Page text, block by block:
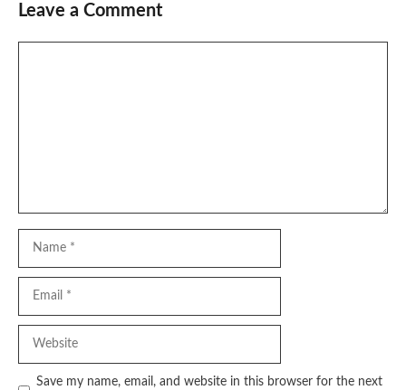
Leave a Comment
Save my name, email, and website in this browser for the next